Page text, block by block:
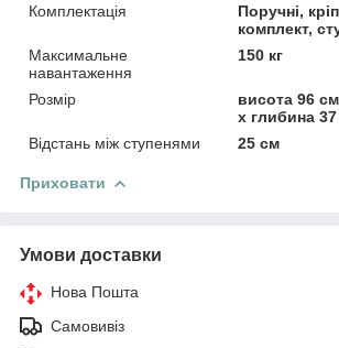
Комплектація
Поручні,
комплект,
Максимальне
навантаження
150 кг
Розмір
висота 96
х глибина
Відстань між ступенями
25 см
Приховати
Умови доставки
Нова Пошта
Самовивіз